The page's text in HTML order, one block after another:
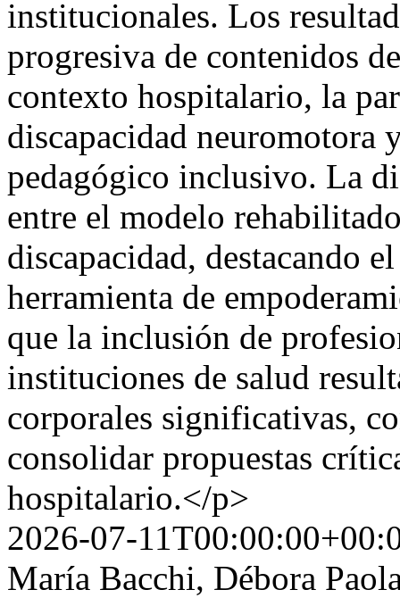
institucionales. Los
progresiva de contenidos
contexto hospitalario, la
discapacidad neuromotora
pedagógico inclusivo. La
entre el modelo
discapacidad, destacando
herramienta de
que la inclusión de
instituciones de salud
corporales significativas,
consolidar propuestas
hospitalario.</p>
2026-07-
María Bacchi, Débora